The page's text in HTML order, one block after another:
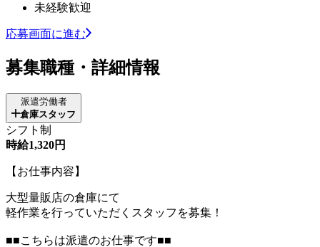
未経験歓迎
応募画面に進む
募集職種・詳細情報
派遣労働者
倉庫スタッフ
シフト制
時給1,320円
【お仕事内容】
大型量販店の倉庫にて
軽作業を行っていただくスタッフを募集！
■■こちらは派遣のお仕事です■■